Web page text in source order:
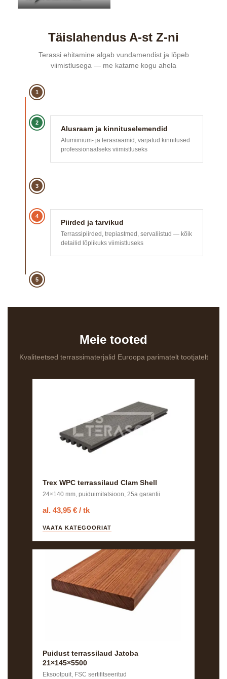
Täislahendus A-st Z-ni
Terassi ehitamine algab vundamendist ja lõpeb
viimistlusega — me katame kogu ahela
1
2
Alusraam ja kinnituselemendid
Alumiinium- ja terasraamid, varjatud kinnitused
professionaalseks viimistluseks
3
4
Piirded ja tarvikud
Terrassipiirded, trepiastmed, servaliistud — kõik
detailid lõplikuks viimistluseks
5
Meie tooted
Kvaliteetsed terrassimaterjalid Euroopa parimatelt tootjatelt
Trex WPC terrassilaud Clam Shell
24×140 mm, puiduimitatsioon, 25a garantii
al. 43,95 € / tk
VAATA KATEGOORIAT
Puidust terrassilaud Jatoba
21×145×5500
Eksootpuit, FSC sertifitseeritud